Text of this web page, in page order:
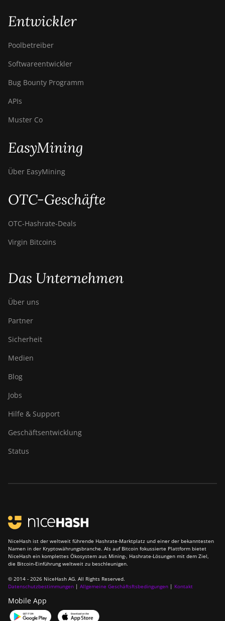
Entwickler
Poolbetreiber
Softwareentwickler
Bug Bounty Programm
APIs
Muster Co
EasyMining
Über EasyMining
OTC-Geschäfte
OTC‑Hashrate‑Deals
Virgin Bitcoins
Das Unternehmen
Über uns
Partner
Sicherheit
Medien
Blog
Jobs
Hilfe & Support
Geschäftsentwicklung
Status
NiceHash ist der weltweit führende Hashrate-Marktplatz und einer der bekanntesten
Namen in der Kryptowährungsbranche. Als auf Bitcoin fokussierte Plattform bietet
NiceHash ein komplettes Ökosystem aus Mining-, Hashrate-Lösungen mit dem Ziel,
die Bitcoin-Einführung weltweit zu beschleunigen.
© 2014 - 2026 NiceHash AG. All Rights Reserved.
Datenschutzbestimmungen | Allgemeine Geschäftsftsbedingungen | Kontakt
Mobile App